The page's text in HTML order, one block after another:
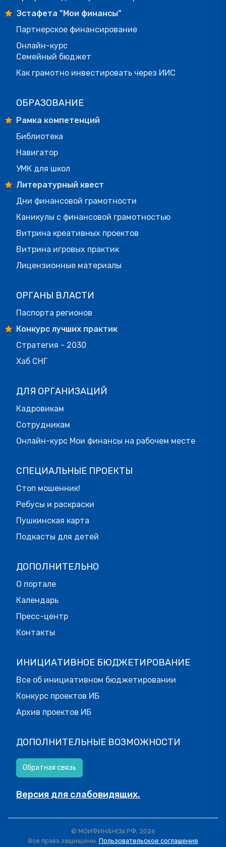
Эстафета "Мои финансы"
Партнерское финансирование
Онлайн-курс
Семейный бюджет
Как грамотно инвестировать через ИИС
ОБРАЗОВАНИЕ
Рамка компетенций
Библиотека
Навигатор
УМК для школ
Литературный квест
Дни финансовой грамотности
Каникулы с финансовой грамотностью
Витрина креативных проектов
Витрина игровых практик
Лицензионные материалы
ОРГАНЫ ВЛАСТИ
Паспорта регионов
Конкурс лучших практик
Стратегия - 2030
Хаб СНГ
ДЛЯ ОРГАНИЗАЦИЙ
Кадровикам
Сотрудникам
Онлайн-курс Мои финансы на рабочем месте
СПЕЦИАЛЬНЫЕ ПРОЕКТЫ
Стоп мошенник!
Ребусы и раскраски
Пушкинская карта
Подкасты для детей
ДОПОЛНИТЕЛЬНО
О портале
Календарь
Пресс-центр
Контакты
ИНИЦИАТИВНОЕ БЮДЖЕТИРОВАНИЕ
Все об инициативном бюджетировании
Конкурс проектов ИБ
Архив проектов ИБ
ДОПОЛНИТЕЛЬНЫЕ ВОЗМОЖНОСТИ
Обратная связь
Версия для слабовидящих.
© МОИФИНАНСЫ.РФ, 2026
Все права защищены. Пользовательское соглашение